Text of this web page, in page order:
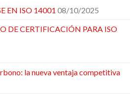
EN ISO 14001 08/10/2025
DE CERTIFICACIÓN PARA ISO
la nueva ventaja competitiva